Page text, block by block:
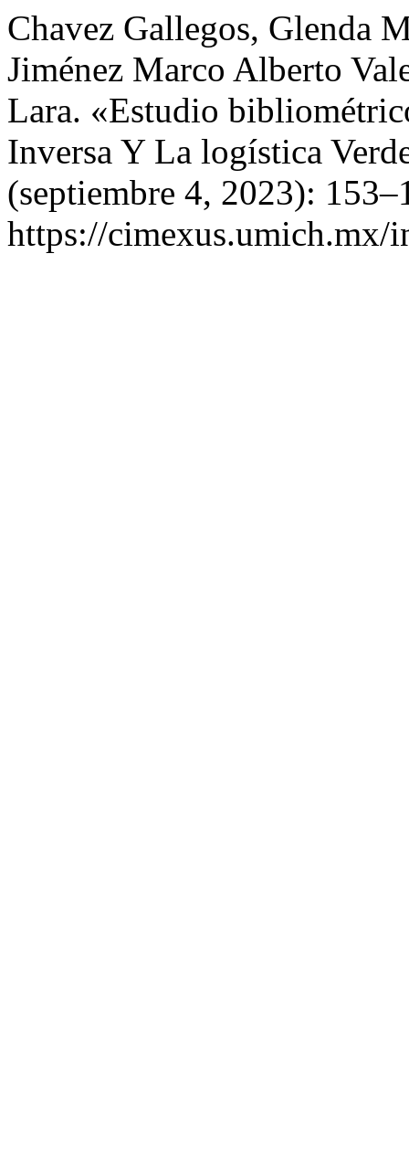
Chavez Gallegos, Glenda
Jiménez Marco Alberto
Lara. «Estudio
Inversa Y La logística
(septiembre 4, 2023):
https://cimexus.umich.mx/